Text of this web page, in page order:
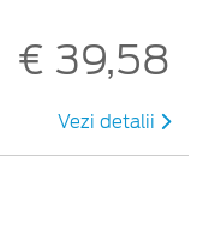
€ 39,58
Vezi detalii